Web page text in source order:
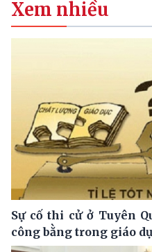
Xem nhiều
Sự cố thi cử ở Tuyên
công bằng trong giáo